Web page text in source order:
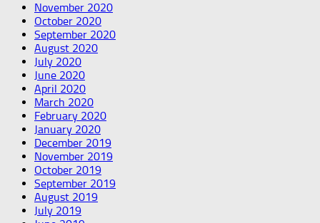
November 2020
October 2020
September 2020
August 2020
July 2020
June 2020
April 2020
March 2020
February 2020
January 2020
December 2019
November 2019
October 2019
September 2019
August 2019
July 2019